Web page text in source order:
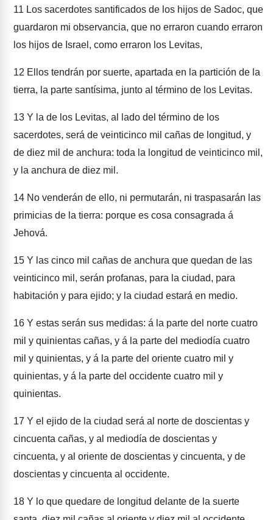
11 Los sacerdotes santificados de los hijos de Sadoc, que
guardaron mi observancia, que no erraron cuando erraron
los hijos de Israel, como erraron los Levitas,
12 Ellos tendrán por suerte, apartada en la partición de la
tierra, la parte santísima, junto al término de los Levitas.
13 Y la de los Levitas, al lado del término de los
sacerdotes, será de veinticinco mil cañas de longitud, y
de diez mil de anchura: toda la longitud de veinticinco mil,
y la anchura de diez mil.
14 No venderán de ello, ni permutarán, ni traspasarán las
primicias de la tierra: porque es cosa consagrada á
Jehová.
15 Y las cinco mil cañas de anchura que quedan de las
veinticinco mil, serán profanas, para la ciudad, para
habitación y para ejido; y la ciudad estará en medio.
16 Y estas serán sus medidas: á la parte del norte cuatro
mil y quinientas cañas, y á la parte del mediodía cuatro
mil y quinientas, y á la parte del oriente cuatro mil y
quinientas, y á la parte del occidente cuatro mil y
quinientas.
17 Y el ejido de la ciudad será al norte de doscientas y
cincuenta cañas, y al mediodía de doscientas y
cincuenta, y al oriente de doscientas y cincuenta, y de
doscientas y cincuenta al occidente.
18 Y lo que quedare de longitud delante de la suerte